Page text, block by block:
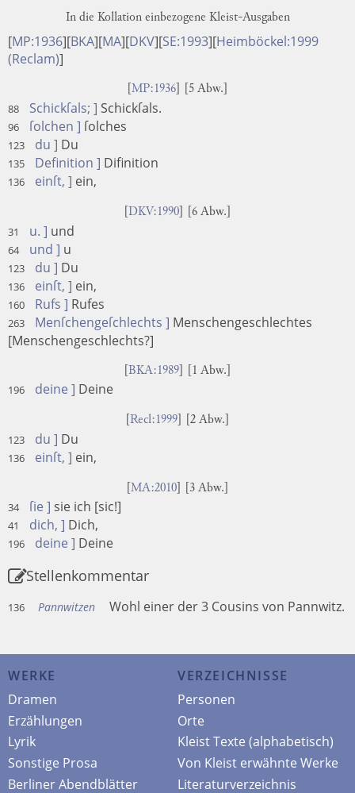
In die Kollation einbezogene Kleist-Ausgaben
[MP:1936][BKA][MA][DKV][SE:1993][Heimböckel:1999
(Reclam)]
MP:1936 ] [5 Abw.]
88 Schickſals; ] Schickſals.
96 ſolchen ] ſolches
123 du ] Du
135 Definition ] Difinition
136 einſt, ] ein,
DKV:1990 ] [6 Abw.]
31 u. ] und
64 und ] u
123 du ] Du
136 einſt, ] ein,
160 Rufs ] Rufes
263 Menſchengeſchlechts ] Menschengeschlechtes
[Menschengeschlechts?]
BKA:1989 ] [1 Abw.]
196 deine ] Deine
Recl:1999 ] [2 Abw.]
123 du ] Du
136 einſt, ] ein,
MA:2010 ] [3 Abw.]
34 ſie ] sie ich [sic!]
41 dich, ] Dich,
196 deine ] Deine
Stellenkommentar
136 Pannwitzen Wohl einer der 3 Cousins von Pannwitz.
WERKE
Dramen
Erzählungen
Lyrik
Sonstige Prosa
Berliner Abendblätter
VERZEICHNISSE
Personen
Orte
Kleist Texte (alphabetisch)
Von Kleist erwähnte Werke
Literaturverzeichnis